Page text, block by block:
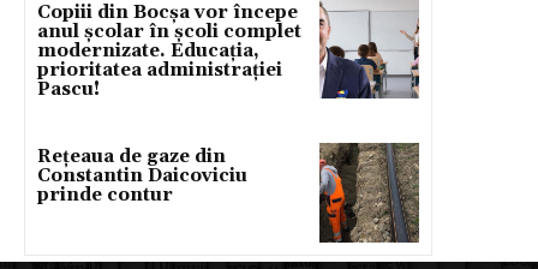
Copiii din Bocșa vor începe
anul școlar în școli complet
modernizate. Educația,
prioritatea administrației
Pascu!
Rețeaua de gaze din
Constantin Daicoviciu
prinde contur